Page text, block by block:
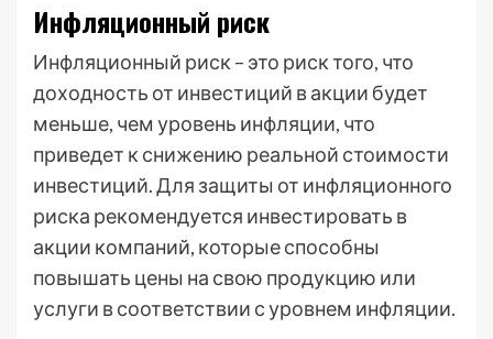
Инфляционный риск
Инфляционный риск – это риск того, что
доходность от инвестиций в акции будет
меньше, чем уровень инфляции, что
приведет к снижению реальной стоимости
инвестиций. Для защиты от инфляционного
риска рекомендуется инвестировать в
акции компаний, которые способны
повышать цены на свою продукцию или
услуги в соответствии с уровнем инфляции.